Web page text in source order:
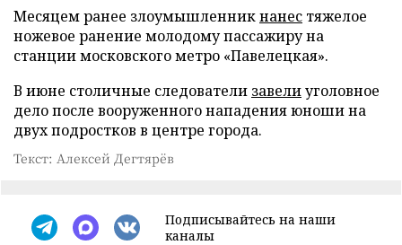
Месяцем ранее злоумышленникнанес тяжелое
ножевое ранение молодому пассажиру на
станции московского метро «Павелецкая».
В июне столичные следователи завелиуголовное
дело после вооруженного нападения юноши на
двух подростков в центре города.
Текст: Алексей Дегтярёв
Подписывайтесь на наши
каналы